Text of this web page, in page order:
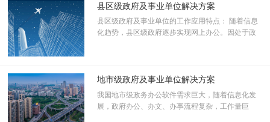
各类应用
覆盖政府办文、办事、办会及行政后勤管理等各类应用，实现政府精
细化管理。
不受时间、空间限制的移动办公，随时随地处理公务，有效提高行政
办公效率。
应用创新
县区级政府及事业单位解决方案
县区级政府及事业单位的工作应用特点： 随着信息
化趋势，县区级政府逐步实现网上办公。因处于政
此外，县区级政府及事业单位还面临一个地域问
题，那就是各个组织之间地域分布极其分散，更需
要协同无纸化办公实现信息的及时传递、沟通和共
享。
地市级政府及事业单位解决方案
我国地市级政务办公软件需求巨大，随着信息化发
展，政府办公、办文、办事流程复杂，工作量巨